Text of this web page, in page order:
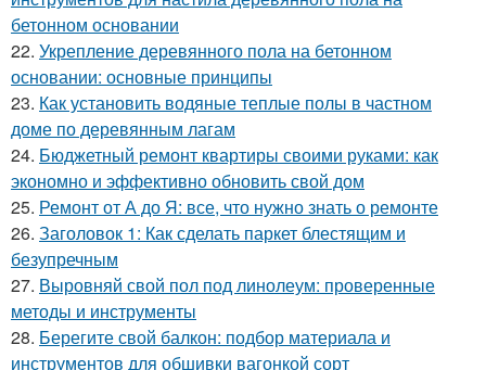
бетонном основании
22. Укрепление деревянного пола на бетонном
основании: основные принципы
23. Как установить водяные теплые полы в частном
доме по деревянным лагам
24. Бюджетный ремонт квартиры своими руками: как
экономно и эффективно обновить свой дом
25. Ремонт от А до Я: все, что нужно знать о ремонте
26. Заголовок 1: Как сделать паркет блестящим и
безупречным
27. Выровняй свой пол под линолеум: проверенные
методы и инструменты
28. Берегите свой балкон: подбор материала и
инструментов для обшивки вагонкой сорт